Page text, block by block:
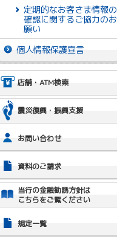
定期的なお客さま情報の
確認に関するご協力のお
願い
個人情報保護宣言
店舗・ATM検索
震災復興・振興支援
お問い合わせ
資料のご請求
当行の金融勧誘方針は
こちらをご覧ください
規定一覧